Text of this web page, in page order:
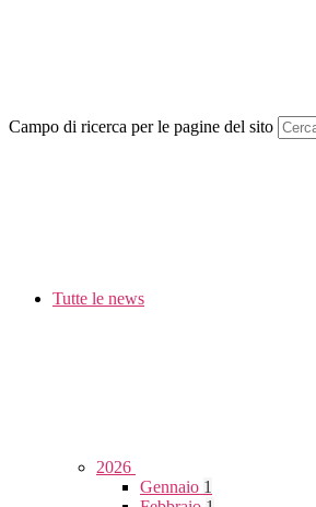
Campo di ricerca per le pagine del sito
Tutte le news
2026
Gennaio 1